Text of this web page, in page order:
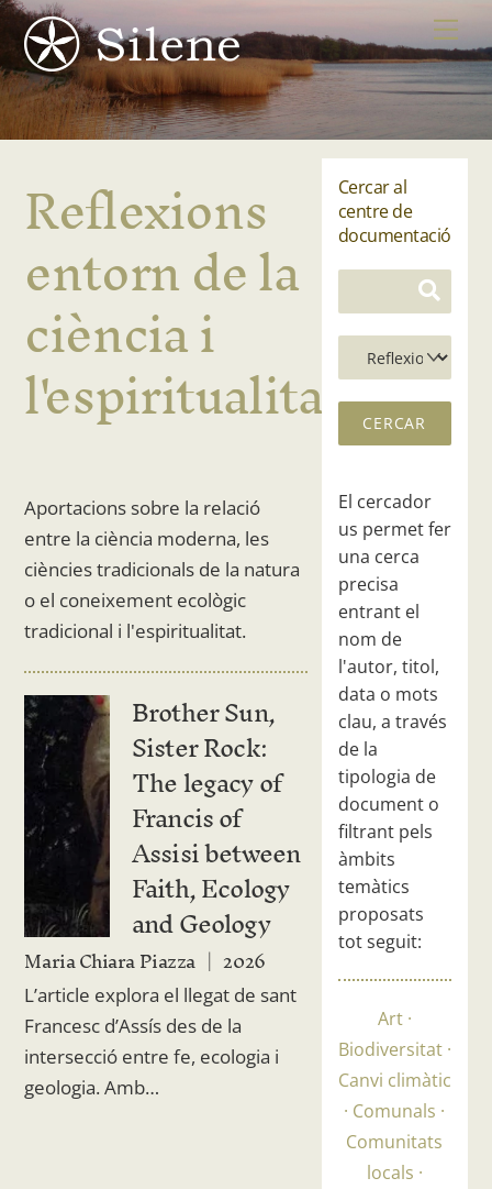
Skip
to
content
Reflexions
entorn de la
ciència i
l'espiritualitat
Aportacions sobre la relació
entre la ciència moderna, les
ciències tradicionals de la natura
o el coneixement ecològic
tradicional i l'espiritualitat.
Brother Sun,
Sister Rock:
The legacy of
Francis of
Assisi between
Faith, Ecology
and Geology
Maria Chiara Piazza 2026
L’article explora el llegat de sant
Francesc d’Assís des de la
intersecció entre fe, ecologia i
geologia. Amb…
Cercar al
centre de
documentació
El cercador
us permet fer
una cerca
precisa
entrant el
nom de
l'autor, titol,
data o mots
clau, a través
de la
tipologia de
document o
filtrant pels
àmbits
temàtics
proposats
tot seguit:
Art
Biodiversitat
Canvi climàtic
Comunals
Comunitats
locals